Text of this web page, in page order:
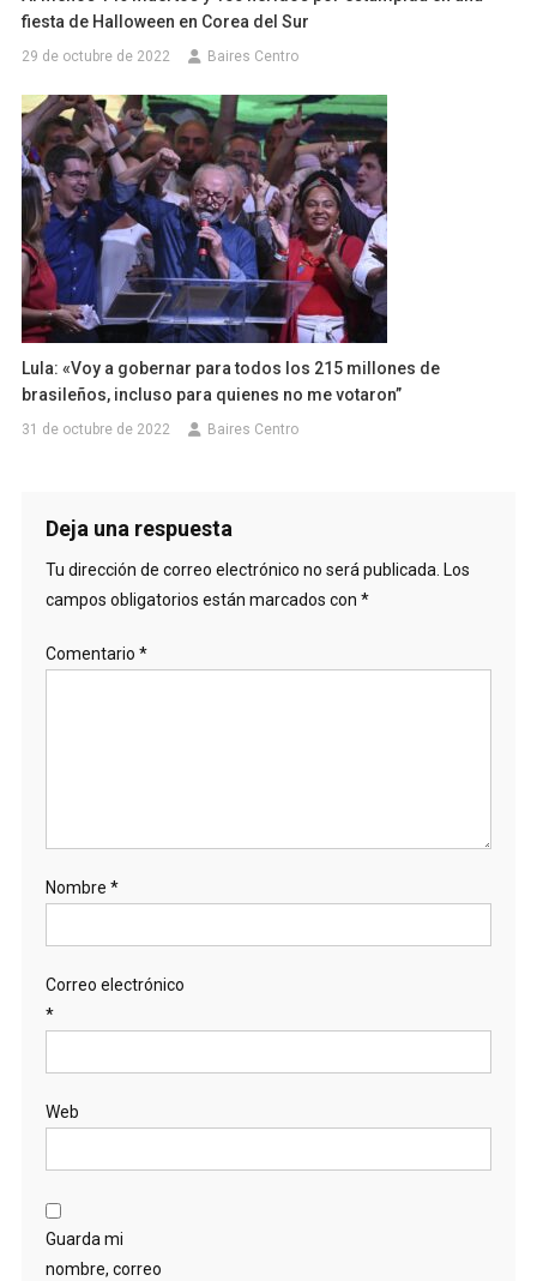
fiesta de Halloween en Corea del Sur
29 de octubre de 2022 Baires Centro
Lula: «Voy a gobernar para todos los 215 millones de
brasileños, incluso para quienes no me votaron”
31 de octubre de 2022 Baires Centro
Deja una respuesta
Tu dirección de correo electrónico no será publicada. Los
campos obligatorios están marcados con *
Comentario *
Nombre *
Correo electrónico
*
Web
Guarda mi
nombre, correo